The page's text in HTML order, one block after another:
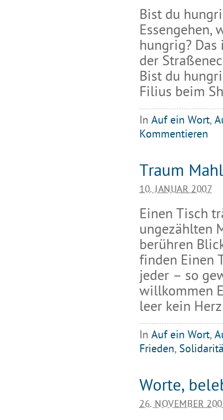
Bist du
Essengehen,
hungrig?
der
Bist du
Filius beim
In Auf ein Wort,
Kommentieren
Traum Mahl
10. JANUAR 2007
Einen Tisch
ungezählten
berühren
finden Einen
jeder – so
willkommen
leer kein
In Auf ein Wort,
Frieden,
Worte,
26. NOVEMBER